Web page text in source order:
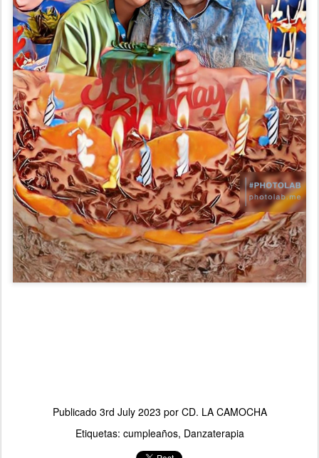
Publicado 3rd July 2023 por CD. LA CAMOCHA
Etiquetas: cumpleaños Danzaterapia